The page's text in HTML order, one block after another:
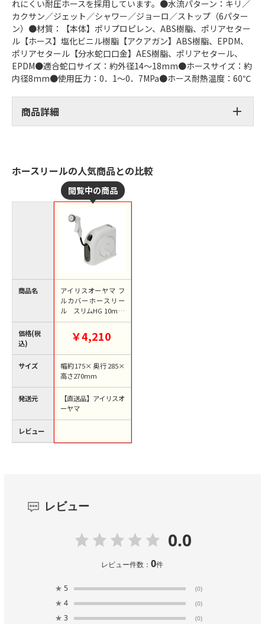
れにくい耐圧ホースを採用しています。●水流パターン：キリ／
カクサン／ジェット／シャワー／ジョーロ／ストップ（6パター
ン）●材質：【本体】ポリプロピレン、ABS樹脂、ポリアセター
ル【ホース】塩化ビニル樹脂【アクアガン】ABS樹脂、EPDM、
ポリアセタール【分水蛇口口金】AES樹脂、ポリアセタール、
EPDM●適合蛇口サイズ：約外径14～18mm●ホースサイズ：約
内径8mm●使用圧力：0．1～0．7MPa●ホース耐熱温度：60℃
商品詳細
ホースリールの人気商品との比較
商品名
価格(税
込)
サイズ
発送元
レビュー
アイリスオーヤマ フ
ルカバーホースリー
ル スリムHG 10m
ホワイト FSHG-10 1
【直送品】
￥4,210
幅約175×奥行285×
高さ270mm
【直送品】アイリスオ
ーヤマ
レビュー
0.0
レビュー件数：0件
★ 5 (0)
★ 4 (0)
★ 3 (0)